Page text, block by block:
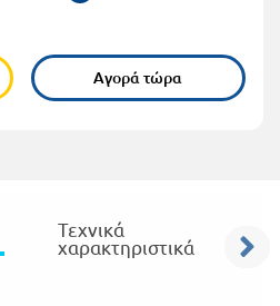
Αγορά τώρα
Τεχνικά
χαρακτηριστικά